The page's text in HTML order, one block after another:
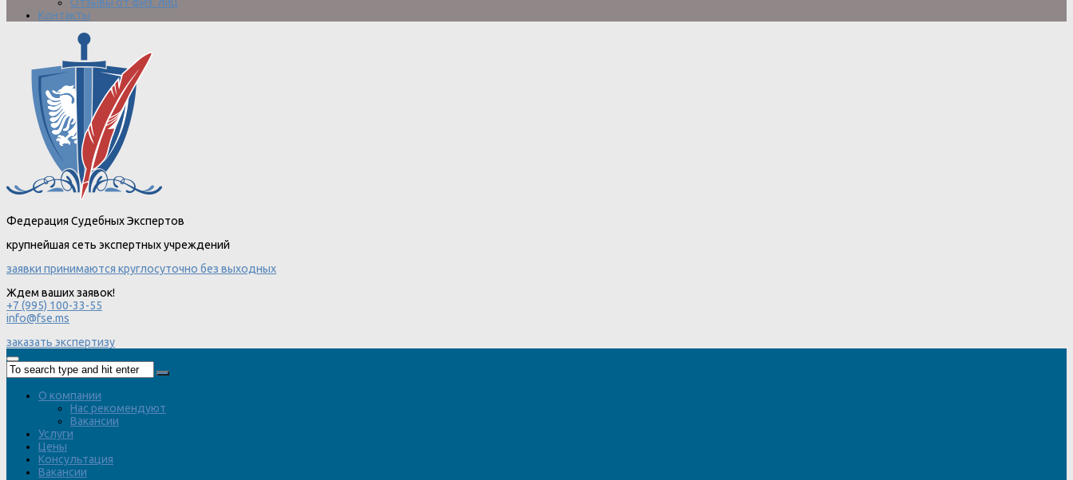
Отзывы от физ. лиц
Контакты
Федерация Судебных Экспертов
крупнейшая сеть экспертных учреждений
заявки принимаются круглосуточно без выходных
Ждем ваших заявок!
+7 (995) 100-33-55
info@fse.ms
заказать экспертизу
О компании
Нас рекомендуют
Вакансии
Услуги
Цены
Консультация
Вакансии